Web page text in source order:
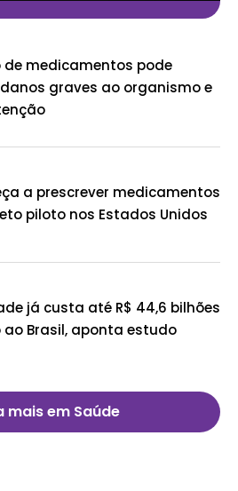
de medicamentos pode
graves ao organismo e
a prescrever medicamentos
piloto nos Estados Unidos
já custa até R$ 44,6 bilhões
ao Brasil, aponta estudo
mais em Saúde